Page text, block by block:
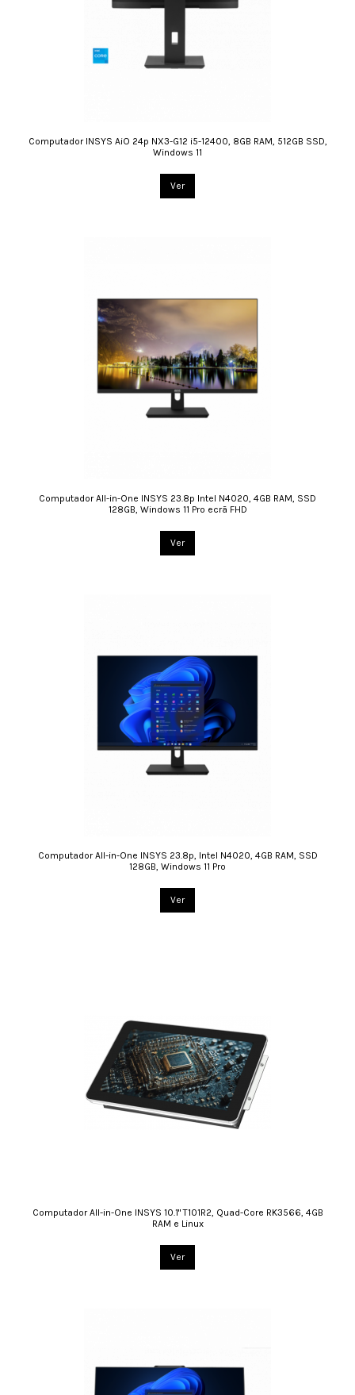
Computador INSYS AiO 24p NX3-G12 i5-12400, 8GB RAM, 512GB SSD,
Windows 11
Ver
Computador All-in-One INSYS 23.8p Intel N4020, 4GB RAM, SSD
128GB, Windows 11 Pro ecrã FHD
Ver
Computador All-in-One INSYS 23.8p, Intel N4020, 4GB RAM, SSD
128GB, Windows 11 Pro
Ver
Computador All-in-One INSYS 10.1" T101R2, Quad-Core RK3566, 4GB
RAM e Linux
Ver